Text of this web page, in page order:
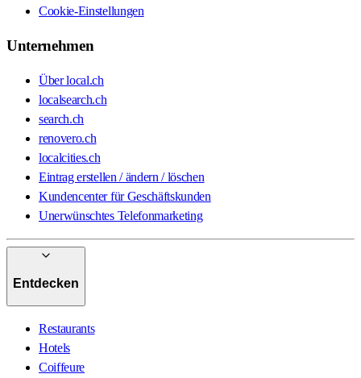
Cookie-Einstellungen
Unternehmen
Über local.ch
localsearch.ch
search.ch
renovero.ch
localcities.ch
Eintrag erstellen / ändern / löschen
Kundencenter für Geschäftskunden
Unerwünschtes Telefonmarketing
Entdecken
Restaurants
Hotels
Coiffeure